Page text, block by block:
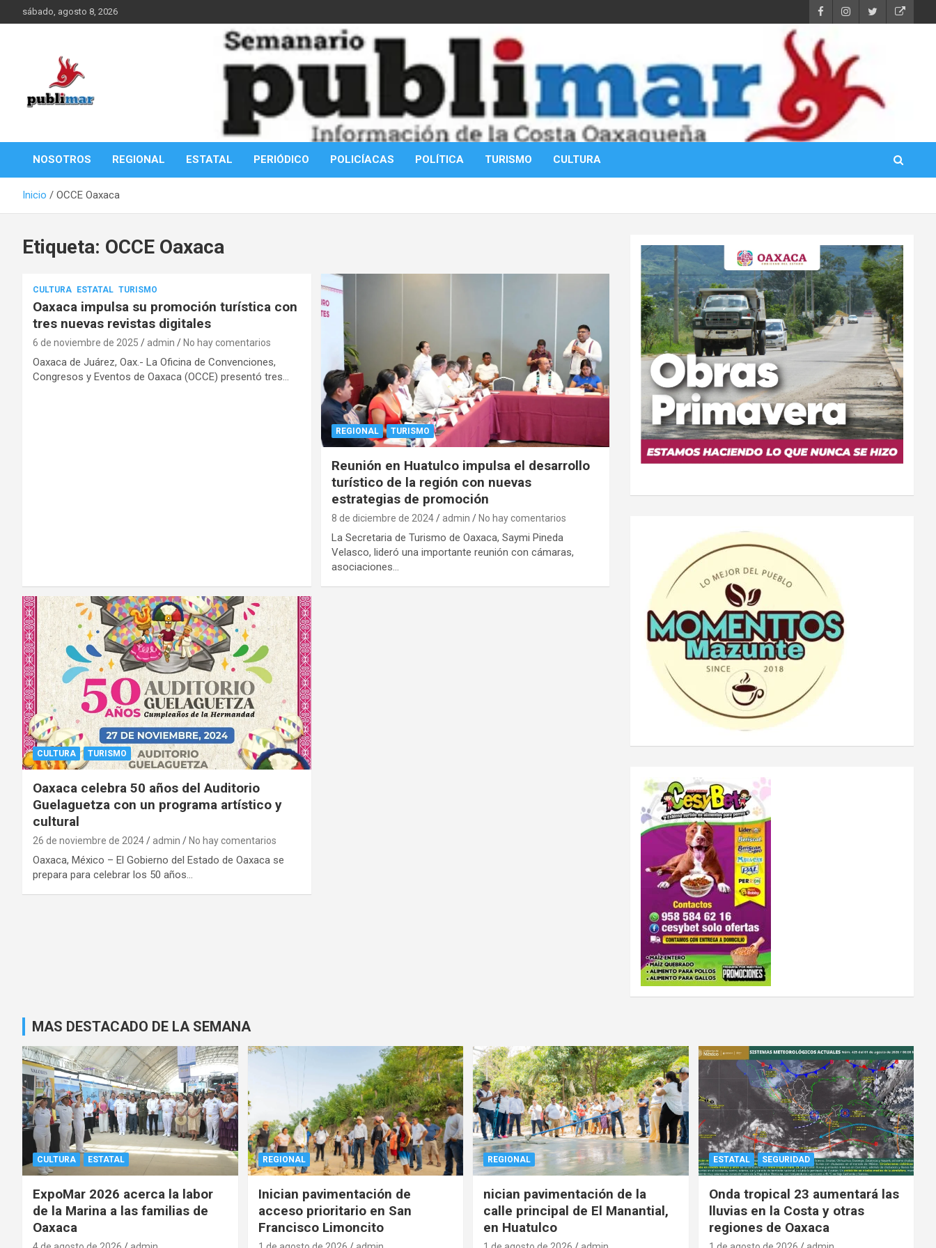
al
sábado, agosto 8, 2026
PubliMar
NOSOTROS REGIONAL ESTATAL PERIÓDICO POLICÍACAS POLÍTICA TURISMO CULTURA
Inicio OCCE Oaxaca
Etiqueta: OCCE Oaxaca
CULTURA ESTATAL TURISMO
Oaxaca impulsa su promoción turística con
tres nuevas revistas digitales
6 de noviembre de 2025 admin No hay comentarios
Oaxaca de Juárez, Oax.- La Oficina de Convenciones,
Congresos y Eventos de Oaxaca (OCCE) presentó tres…
REGIONAL TURISMO
Reunión en Huatulco impulsa el desarrollo
turístico de la región con nuevas
estrategias de promoción
8 de diciembre de 2024 admin No hay comentarios
La Secretaria de Turismo de Oaxaca, Saymi Pineda
Velasco, lideró una importante reunión con cámaras,
asociaciones…
CULTURA TURISMO
Oaxaca celebra 50 años del Auditorio
Guelaguetza con un programa artístico y
cultural
26 de noviembre de 2024 admin No hay comentarios
Oaxaca, México – El Gobierno del Estado de Oaxaca se
prepara para celebrar los 50 años…
MAS DESTACADO DE LA SEMANA
CULTURA ESTATAL
ExpoMar 2026 acerca la labor
de la Marina a las familias de
Oaxaca
REGIONAL
Inician pavimentación de
acceso prioritario en San
Francisco Limoncito
REGIONAL
nician pavimentación de la
calle principal de El Manantial,
en Huatulco
ESTATAL SEGURIDAD
Onda tropical 23 aumentará las
lluvias en la Costa y otras
regiones de Oaxaca